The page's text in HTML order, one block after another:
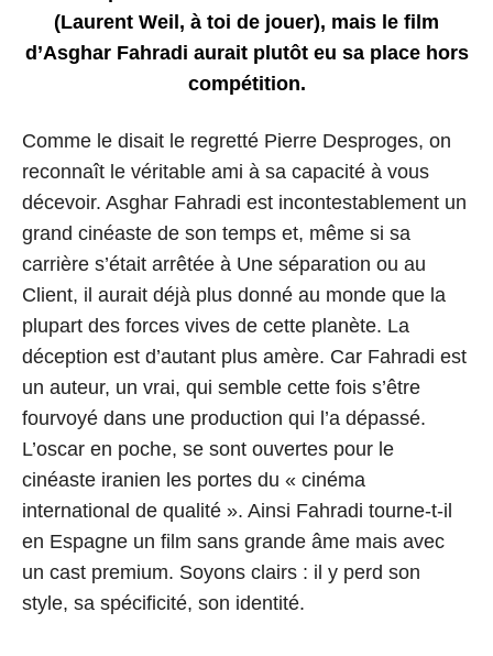
(Laurent Weil, à toi de jouer), mais le film
d’Asghar Fahradi aurait plutôt eu sa place hors
compétition.
Comme le disait le regretté Pierre Desproges, on
reconnaît le véritable ami à sa capacité à vous
décevoir. Asghar Fahradi est incontestablement un
grand cinéaste de son temps et, même si sa
carrière s’était arrêtée à Une séparation ou au
Client, il aurait déjà plus donné au monde que la
plupart des forces vives de cette planète. La
déception est d’autant plus amère. Car Fahradi est
un auteur, un vrai, qui semble cette fois s’être
fourvoyé dans une production qui l’a dépassé.
L’oscar en poche, se sont ouvertes pour le
cinéaste iranien les portes du « cinéma
international de qualité ». Ainsi Fahradi tourne-t-il
en Espagne un film sans grande âme mais avec
un cast premium. Soyons clairs : il y perd son
style, sa spécificité, son identité.